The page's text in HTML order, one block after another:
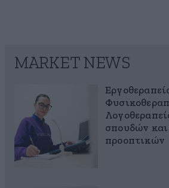
MARKET NEWS
σπουδών
προοπτικών